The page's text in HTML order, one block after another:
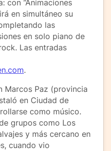
con “Animaciones
en simultáneo su
las
en solo piano de
Las entradas
.
Marcos Paz (provincia
en Ciudad de
como músico.
grupos como Los
y más cercano en
cuando vio